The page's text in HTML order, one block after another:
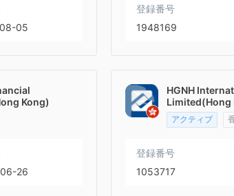
05
登録番号
1948169
Kong)
26
HGNH
Limited(Hong
アクティブ
登録番号
1053717